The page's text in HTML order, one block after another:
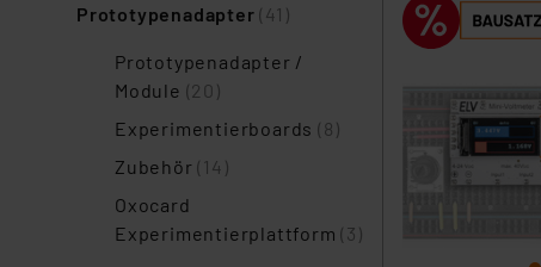
Prototypenadapter(41)
Prototypenadapter /
Module (20)
Experimentierboards(8)
Zubehör(14)
Oxocard
Experimentierplattform(3)